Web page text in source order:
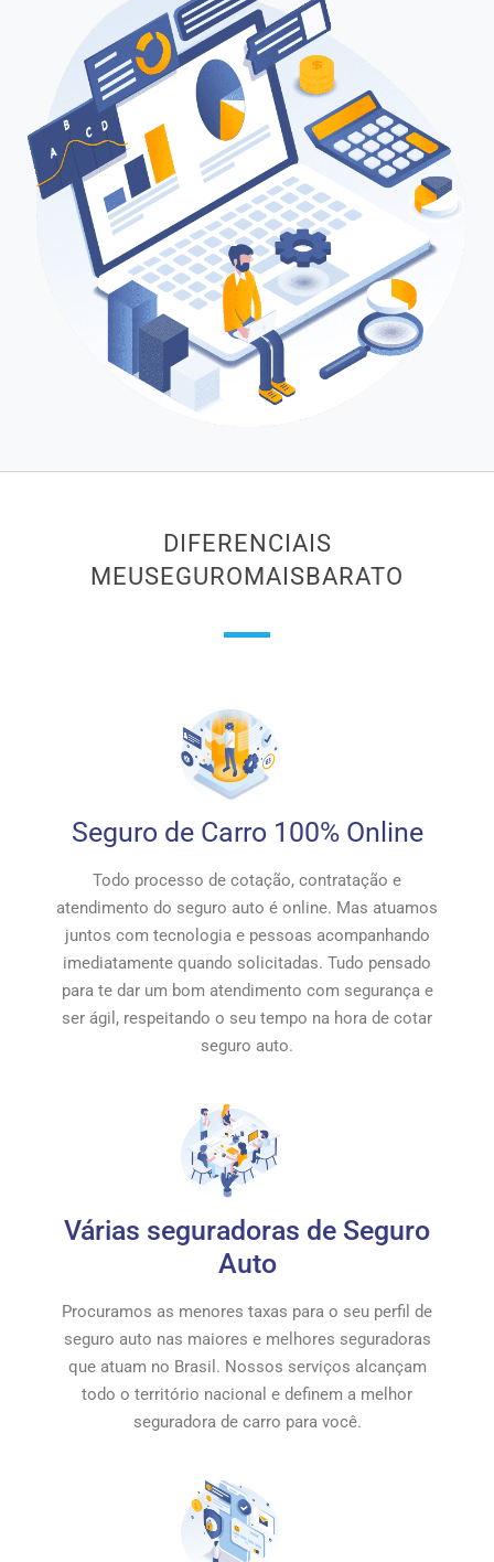
DIFERENCIAIS
MEUSEGUROMAISBARATO
Seguro de Carro 100% Online
Todo processo de cotação, contratação e
atendimento do seguro auto é online. Mas atuamos
juntos com tecnologia e pessoas acompanhando
imediatamente quando solicitadas. Tudo pensado
para te dar um bom atendimento com segurança e
ser ágil, respeitando o seu tempo na hora de cotar
seguro auto.
Várias seguradoras de Seguro
Auto
Procuramos as menores taxas para o seu perfil de
seguro auto nas maiores e melhores seguradoras
que atuam no Brasil. Nossos serviços alcançam
todo o território nacional e definem a melhor
seguradora de carro para você.